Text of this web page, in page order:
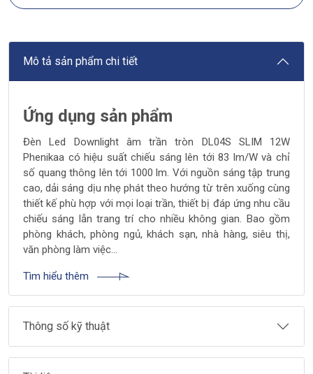
Mô tả sản phẩm chi tiết
Ứng dụng sản phẩm
Đèn Led Downlight âm trần tròn DL04S SLIM 12W
Phenikaa có hiệu suất chiếu sáng lên tới 83 lm/W và chỉ
số quang thông lên tới 1000 lm. Với nguồn sáng tập trung
cao, dải sáng dịu nhẹ phát theo hướng từ trên xuống cùng
thiết kế phù hợp với mọi loại trần, thiết bị đáp ứng nhu cầu
chiếu sáng lẫn trang trí cho nhiều không gian. Bao gồm
phòng khách, phòng ngủ, khách sạn, nhà hàng, siêu thị,
văn phòng làm việc…
Tìm hiểu thêm
Thông số kỹ thuật